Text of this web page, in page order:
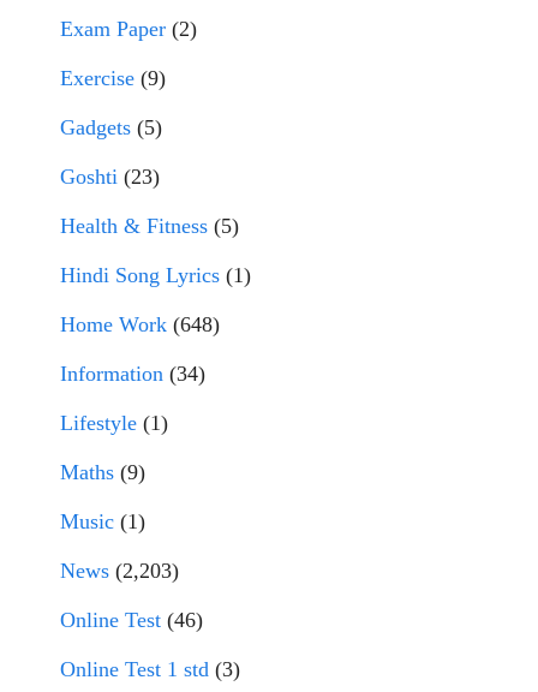
Exam Paper (2)
Exercise (9)
Gadgets (5)
Goshti (23)
Health & Fitness (5)
Hindi Song Lyrics (1)
Home Work (648)
Information (34)
Lifestyle (1)
Maths (9)
Music (1)
News (2,203)
Online Test (46)
Online Test 1 std (3)